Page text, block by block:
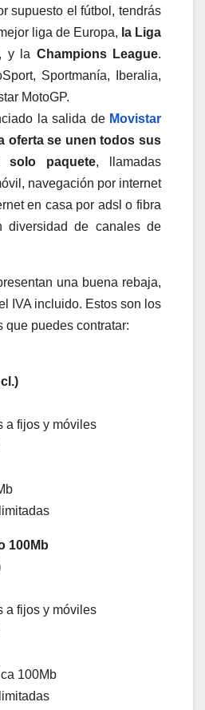
supuesto el fútbol, tendrás
liga de Europa, la Liga
y la Champions League.
Sportmanía, Iberalia,
MotoGP.
la salida de Movistar
oferta se unen todos sus
paquete, llamadas
navegación por internet
en casa por adsl o fibra
diversidad de canales de
una buena rebaja,
IVA incluido. Estos son los
que puedes contratar:
a fijos y móviles
100Mb
a fijos y móviles
100Mb